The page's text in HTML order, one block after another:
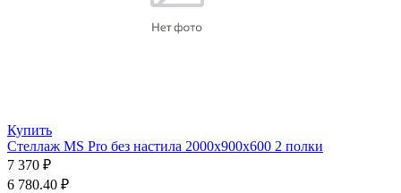
Купить
Стеллаж MS Pro без настила 2000х900x600 2 полки
7 370 ₽
6 780.40 ₽